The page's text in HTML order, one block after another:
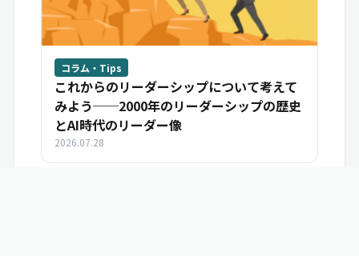
コラム・Tips
これからのリーダーシップについて考えて
みよう──2000年のリーダーシップの歴史
とAI時代のリーダー像
2026.07.28